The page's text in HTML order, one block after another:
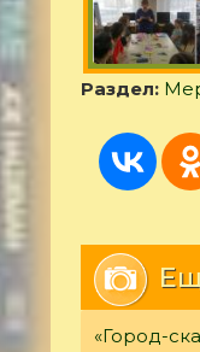
Раздел:
«Город-